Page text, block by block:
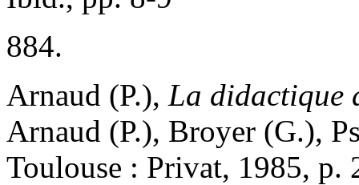
884.
Arnaud (P.), La didactique
Arnaud (P.), Broyer (G.),
Toulouse : Privat, 1985, p.